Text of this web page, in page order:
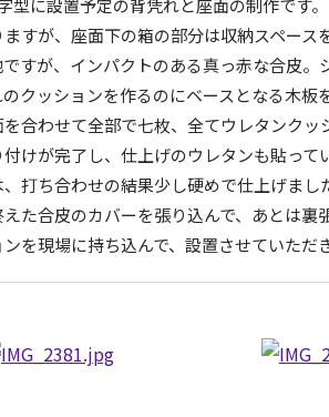
型に設置予定の背凭れと座面の制作です。
すが、座面下の箱の部分は収納スペース
すが、インパクトのある真っ赤な合皮。
クッションを作るのにベースとなる木板
合わせて全部で七枚、全てウレタンクッ
けが完了し、仕上げのウレタンも貼って
打ち合わせの結果少し硬めで仕上げまし
た合皮のカバーを張り込んで、あとは裏
を現場に持ち込んで、設置させていただ